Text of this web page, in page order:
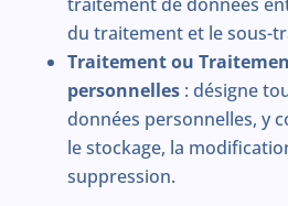
du traitement et le sous-
Traitement ou
personnelles: désigne
données personnelles, y
le stockage, la
suppression.